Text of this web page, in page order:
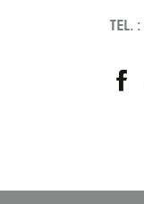
TEL. :